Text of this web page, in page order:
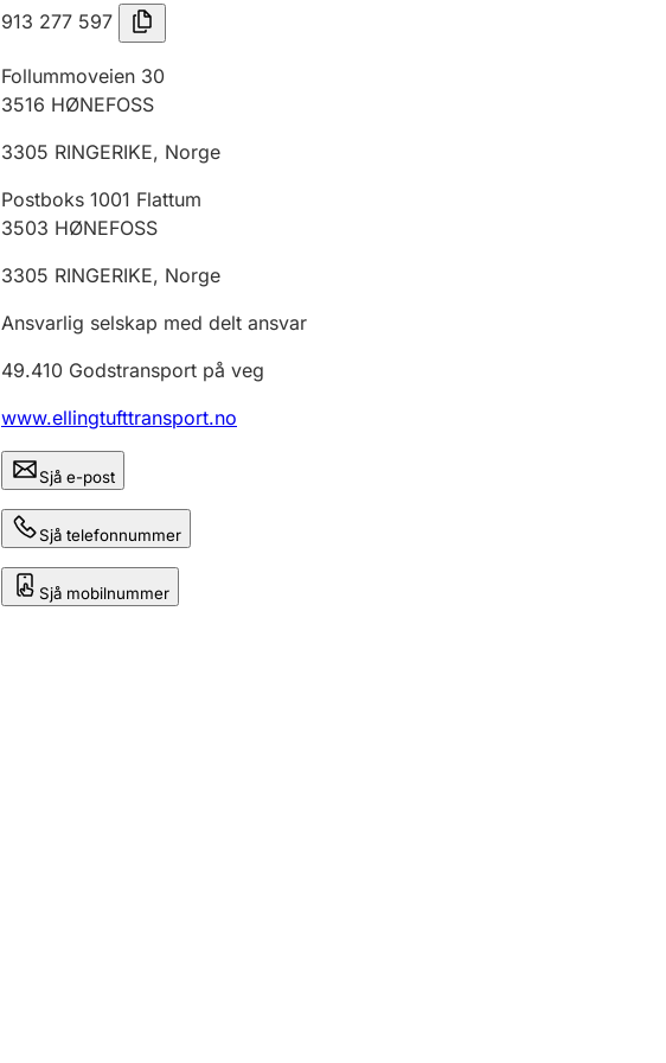
913 277 597
Follummoveien 30
3516 HØNEFOSS
3305 RINGERIKE, Norge
Postboks 1001 Flattum
3503 HØNEFOSS
3305 RINGERIKE, Norge
Ansvarlig selskap med delt ansvar
49.410 Godstransport på veg
www.ellingtufttransport.no
Sjå e-post
Sjå telefonnummer
Sjå mobilnummer